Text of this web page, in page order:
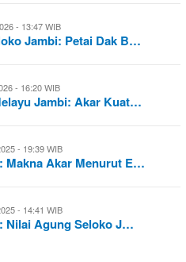
- 13:47 WIB
Jambi: Petai Dak B…
- 16:20 WIB
Jambi: Akar Kuat…
- 19:39 WIB
Makna Akar Menurut E…
- 14:41 WIB
Nilai Agung Seloko J…